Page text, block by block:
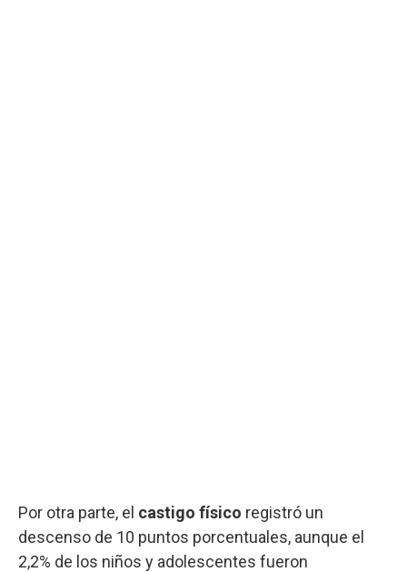
Por otra parte, el castigo físico registró un
descenso de 10 puntos porcentuales, aunque el
2,2% de los niños y adolescentes fueron